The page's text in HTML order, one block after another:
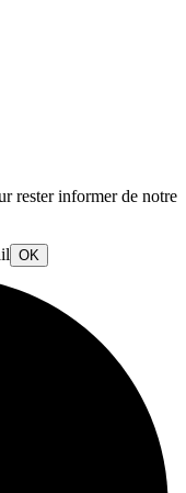
rester informer de notre